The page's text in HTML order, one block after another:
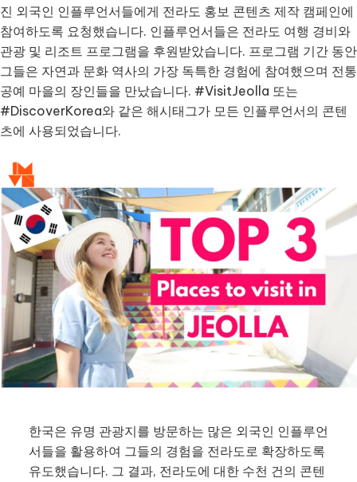
진 외국인 인플루언서들에게 전라도 홍보 콘텐츠 제작 캠페인에
참여하도록 요청했습니다. 인플루언서들은 전라도 여행 경비와
관광 및 리조트 프로그램을 후원받았습니다. 프로그램 기간 동안
그들은 자연과 문화 역사의 가장 독특한 경험에 참여했으며 전통
공예 마을의 장인들을 만났습니다. #VisitJeolla 또는
#DiscoverKorea와 같은 해시태그가 모든 인플루언서의 콘텐
츠에 사용되었습니다.
한국은 유명 관광지를 방문하는 많은 외국인 인플루언
서들을 활용하여 그들의 경험을 전라도로 확장하도록
유도했습니다. 그 결과, 전라도에 대한 수천 건의 콘텐